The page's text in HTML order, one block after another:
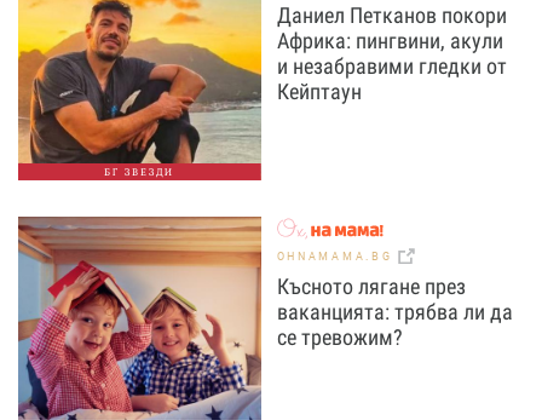
БГ ЗВЕЗДИ
Даниел Петканов покори
Африка: пингвини, акули
и незабравими гледки от
Кейптаун
OHNAMAMA.BG
Късното лягане през
ваканцията: трябва ли да
се тревожим?